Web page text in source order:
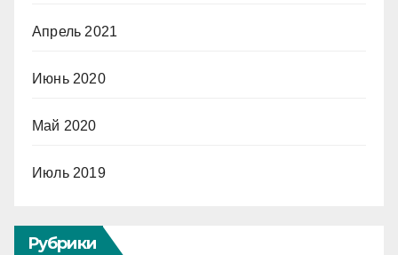
Апрель 2021
Июнь 2020
Май 2020
Июль 2019
Рубрики